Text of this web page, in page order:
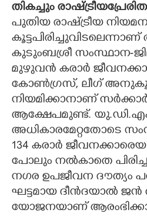
തികച്ചും
പുതിയ രാഷ്ട്രീയ
കുടുംബശ്രീ സംസ്ഥാന-
മുഴുവൻ കരാർ
കോൺഗ്രസ്, ലീഗ്
നിയമിക്കാനാണ്
ആക്ഷേപമുണ്ട്.
അധികാരമേറ്റതോടെ
134 കരാർ
പോലും നൽകാതെ
നഗര ഉപജീവന ദൗത്യം
ഘട്ടമായ ദീൻദയാൽ ജൻ
യോജനയാണ്